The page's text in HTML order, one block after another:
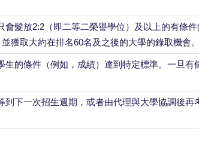
髮放2:2（即二等二榮譽學位）及以上的有條件
獲取大約在排名60名及之後的大學的錄取機會。
的條件（例如，成績）達到特定標準。一旦有
下一次招生週期，或者由代理與大學協調後再